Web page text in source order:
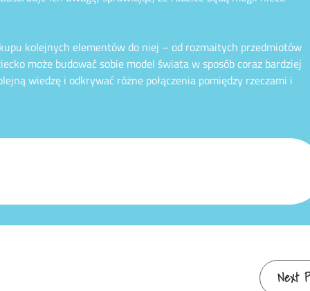
kolejnych elementów do niej – od rozmaitych przedmiotów
może budować sobie model świata w sposób coraz bardziej
wiedzę i odkrywać różne połączenia pomiędzy rzeczami i
Next